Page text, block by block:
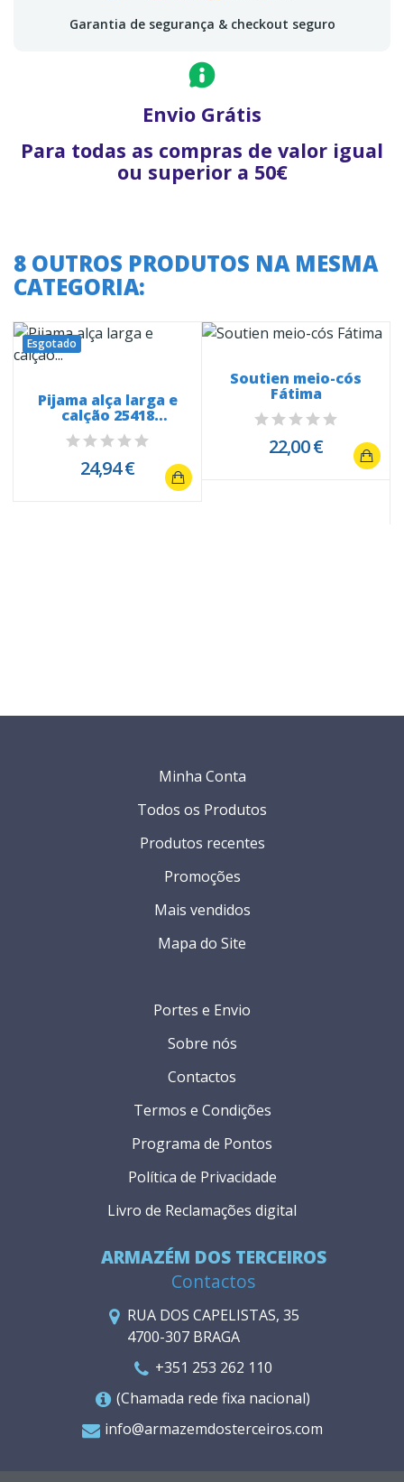
Garantia de segurança & checkout seguro
Envio Grátis
Para todas as compras de valor igual
ou superior a 50€
8 OUTROS PRODUTOS NA MESMA
CATEGORIA:
Esgotado
Pijama alça larga e
calção 25418
Turbilhão de...
24,94 €
Soutien meio-cós
Fátima
22,00 €
ARMAZÉM DOS TERCEIROS
Contactos
RUA DOS CAPELISTAS, 35
4700-307 BRAGA
+351 253 262 110
(Chamada rede fixa nacional)
info@armazemdosterceiros.com
Portes e Envio
Sobre nós
Contactos
Termos e Condições
Programa de Pontos
Política de Privacidade
Livro de Reclamações digital
Minha Conta
Todos os Produtos
Produtos recentes
Promoções
Mais vendidos
Mapa do Site